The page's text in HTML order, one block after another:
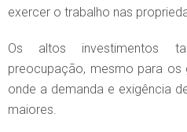
exercer o trabalho nas
Os altos investimentos
preocupação, mesmo para os
onde a demanda e exigência
maiores.